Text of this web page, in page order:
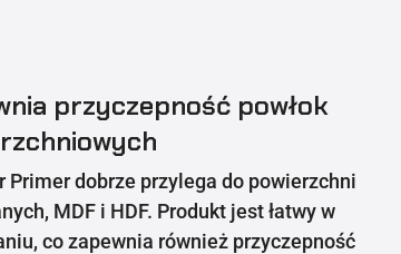
przyczepność powłok
Primer dobrze przylega do powierzchni
MDF i HDF. Produkt jest łatwy w
co zapewnia również przyczepność